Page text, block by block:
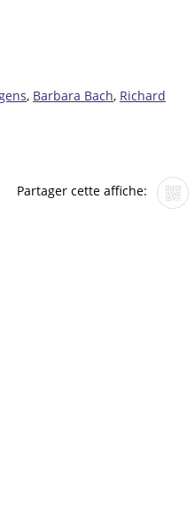
, Barbara Bach, Richard
Partager cette affiche: